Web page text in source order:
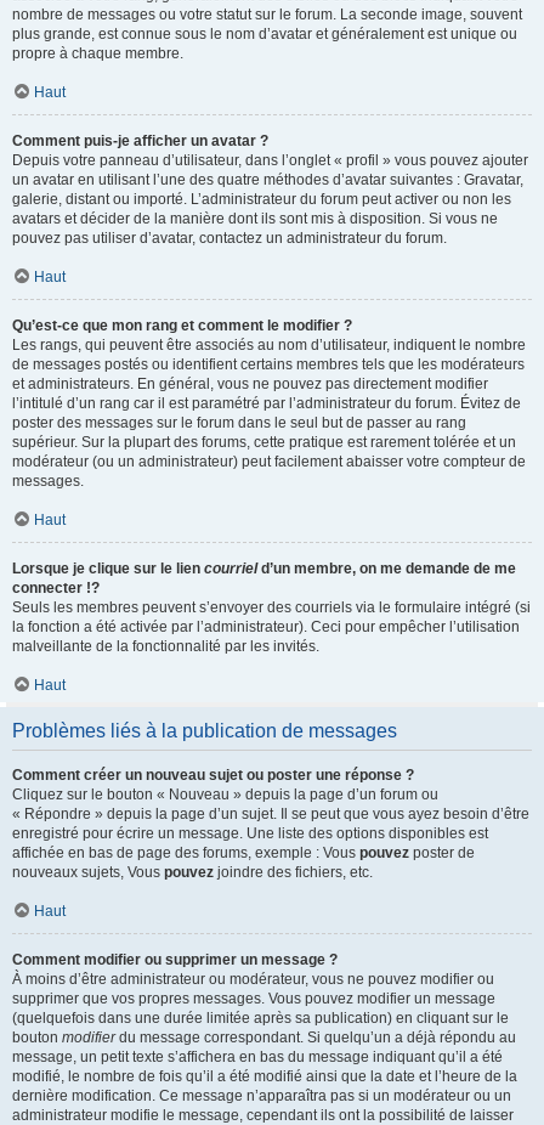
nombre de messages ou votre statut sur le forum. La seconde image, souvent
plus grande, est connue sous le nom d’avatar et généralement est unique ou
propre à chaque membre.
Haut
Comment puis-je afficher un avatar ?
Depuis votre panneau d’utilisateur, dans l’onglet « profil » vous pouvez ajouter
un avatar en utilisant l’une des quatre méthodes d’avatar suivantes : Gravatar,
galerie, distant ou importé. L’administrateur du forum peut activer ou non les
avatars et décider de la manière dont ils sont mis à disposition. Si vous ne
pouvez pas utiliser d’avatar, contactez un administrateur du forum.
Haut
Qu’est-ce que mon rang et comment le modifier ?
Les rangs, qui peuvent être associés au nom d’utilisateur, indiquent le nombre
de messages postés ou identifient certains membres tels que les modérateurs
et administrateurs. En général, vous ne pouvez pas directement modifier
l’intitulé d’un rang car il est paramétré par l’administrateur du forum. Évitez de
poster des messages sur le forum dans le seul but de passer au rang
supérieur. Sur la plupart des forums, cette pratique est rarement tolérée et un
modérateur (ou un administrateur) peut facilement abaisser votre compteur de
messages.
Haut
Lorsque je clique sur le lien courrield’un membre, on me demande de me
connecter !?
Seuls les membres peuvent s’envoyer des courriels via le formulaire intégré (si
la fonction a été activée par l’administrateur). Ceci pour empêcher l’utilisation
malveillante de la fonctionnalité par les invités.
Haut
Problèmes liés à la publication de messages
Comment créer un nouveau sujet ou poster une réponse ?
Cliquez sur le bouton « Nouveau » depuis la page d’un forum ou
« Répondre » depuis la page d’un sujet. Il se peut que vous ayez besoin d’être
enregistré pour écrire un message. Une liste des options disponibles est
affichée en bas de page des forums, exemple : Vous pouvez poster de
nouveaux sujets, Vous pouvez joindre des fichiers, etc.
Haut
Comment modifier ou supprimer un message ?
À moins d’être administrateur ou modérateur, vous ne pouvez modifier ou
supprimer que vos propres messages. Vous pouvez modifier un message
(quelquefois dans une durée limitée après sa publication) en cliquant sur le
bouton modifierdu message correspondant. Si quelqu’un a déjà répondu au
message, un petit texte s’affichera en bas du message indiquant qu’il a été
modifié, le nombre de fois qu’il a été modifié ainsi que la date et l’heure de la
dernière modification. Ce message n’apparaîtra pas si un modérateur ou un
administrateur modifie le message, cependant ils ont la possibilité de laisser